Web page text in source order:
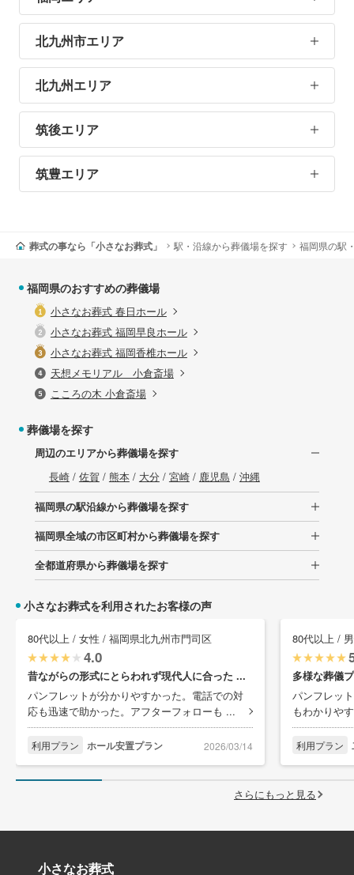
北九州市エリア
北九州エリア
筑後エリア
筑豊エリア
葬式の事なら「小さなお葬式」 駅・沿線から葬儀場を探す 福岡県の駅
福岡県のおすすめの葬儀場
小さなお葬式 春日ホール
小さなお葬式 福岡早良ホール
小さなお葬式 福岡香椎ホール
天想メモリアル 小倉斎場
こころの木 小倉斎場
葬儀場を探す
周辺のエリアから葬儀場を探す
長崎/ 佐賀 / 熊本/ 大分 / 宮崎/ 鹿児島 / 沖縄
福岡県の駅沿線から葬儀場を探す
福岡県全域の市区町村から葬儀場を探す
全都道府県から葬儀場を探す
小さなお葬式を利用されたお客様の声
80代以上 / 女性 / 福岡県北九州市門司区
4.0
昔ながらの形式にとらわれず現代人に合った ...
パンフレットが分かりやすかった。電話での対
応も迅速で助かった。アフターフォローも ...
利用プラン ホール安置プラン 2026/03/14
80代以上 /
多様な葬儀
パンフレッ
もわかりや
利用プラン
さらにもっと見る
小さなお葬式